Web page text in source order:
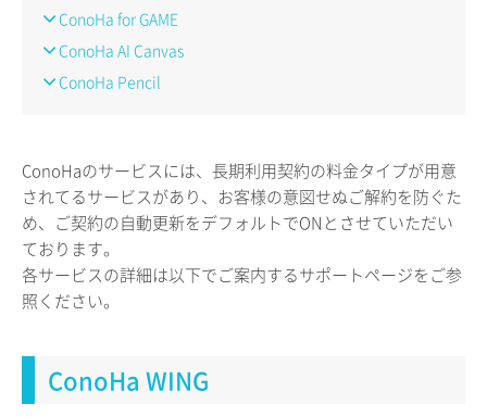
ConoHa for GAME
ConoHa AI Canvas
ConoHa Pencil
ConoHaのサービスには、長期利用契約の料金タイプが用意
されてるサービスがあり、お客様の意図せぬご解約を防ぐた
め、ご契約の自動更新をデフォルトでONとさせていただい
ております。
各サービスの詳細は以下でご案内するサポートページをご参
照ください。
ConoHa WING